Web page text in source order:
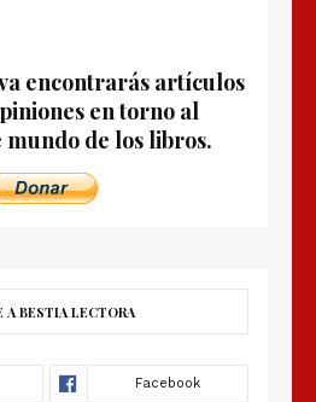
encontrarás artículos
en torno al
mundo de los libros.
A BESTIA LECTORA